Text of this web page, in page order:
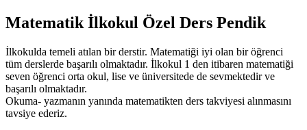
Matematik İlkokul Özel Ders Pendik
İlkokulda temeli atılan bir derstir. Matematiği iyi olan bir öğrenci
tüm derslerde başarılı olmaktadır. İlkokul 1 den itibaren matematiği
seven öğrenci orta okul, lise ve üniversitede de sevmektedir ve
başarılı olmaktadır.
Okuma- yazmanın yanında matematikten ders takviyesi alınmasını
tavsiye ederiz.